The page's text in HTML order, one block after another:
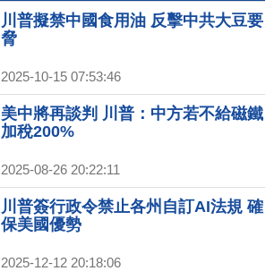
川普擬禁中國食用油 反擊中共大豆要
脅
2025-10-15 07:53:46
美中將再談判 川普：中方若不給磁鐵
加稅200%
2025-08-26 20:22:11
川普簽行政令禁止各州自訂AI法規 確
保美國優勢
2025-12-12 20:18:06